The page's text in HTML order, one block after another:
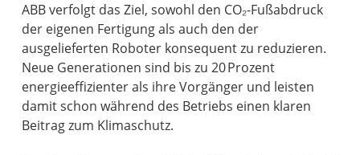
ABB verfolgt das Ziel, sowohl den CO₂-Fußabdruck
der eigenen Fertigung als auch den der
ausgelieferten Roboter konsequent zu reduzieren.
Neue Generationen sind bis zu 20 Prozent
energieeffizienter als ihre Vorgänger und leisten
damit schon während des Betriebs einen klaren
Beitrag zum Klimaschutz.